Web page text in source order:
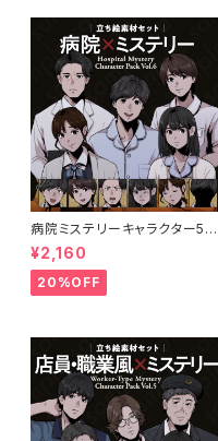
病院ミステリーキャラクター5体
セットの立ち絵素材｜医師・看護
師・患者・受付
¥2,160
20%OFF